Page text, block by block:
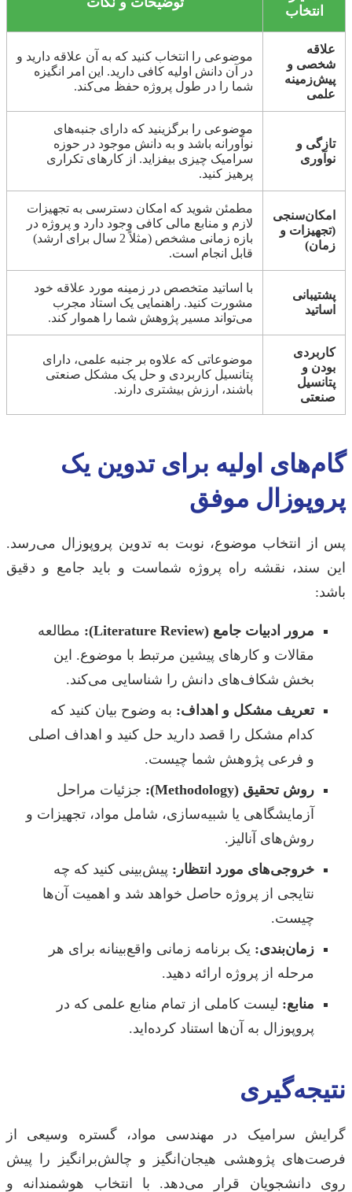
انتخاب
علاقه
شخصی و
پیش‌زمینه
علمی
موضوعی را انتخاب کنید که به آن علاقه دارید و
در آن دانش اولیه کافی دارید. این امر انگیزه
شما را در طول پروژه حفظ می‌کند.
تازگی و
نوآوری
موضوعی را برگزینید که دارای جنبه‌های
نوآورانه باشد و به دانش موجود در حوزه
سرامیک چیزی بیفزاید. از کارهای تکراری
پرهیز کنید.
امکان‌سنجی
(تجهیزات و
زمان)
مطمئن شوید که امکان دسترسی به تجهیزات
لازم و منابع مالی کافی وجود دارد و پروژه در
بازه زمانی مشخص (مثلاً 2 سال برای ارشد)
قابل انجام است.
پشتیبانی
اساتید
با اساتید متخصص در زمینه مورد علاقه خود
مشورت کنید. راهنمایی یک استاد مجرب
می‌تواند مسیر پژوهش شما را هموار کند.
کاربردی
بودن و
پتانسیل
صنعتی
موضوعاتی که علاوه بر جنبه علمی، دارای
پتانسیل کاربردی و حل یک مشکل صنعتی
باشند، ارزش بیشتری دارند.
گام‌های اولیه برای تدوین یک
پروپوزال موفق
پس از انتخاب موضوع، نوبت به تدوین پروپوزال می‌رسد.
این سند، نقشه راه پروژه شماست و باید جامع و دقیق
باشد:
مرور ادبیات جامع (Literature Review):
مطالعه
مقالات و کارهای پیشین مرتبط با موضوع. این
بخش شکاف‌های دانش را شناسایی می‌کند.
تعریف مشکل و اهداف: به وضوح بیان کنید که
کدام مشکل را قصد دارید حل کنید و اهداف اصلی
و فرعی پژوهش شما چیست.
روش تحقیق (Methodology):
جزئیات مراحل
آزمایشگاهی یا شبیه‌سازی، شامل مواد، تجهیزات و
روش‌های آنالیز.
خروجی‌های مورد انتظار: پیش‌بینی کنید که چه
نتایجی از پروژه حاصل خواهد شد و اهمیت آن‌ها
چیست.
زمان‌بندی: یک برنامه زمانی واقع‌بینانه برای هر
مرحله از پروژه ارائه دهید.
منابع: لیست کاملی از تمام منابع علمی که در
پروپوزال به آن‌ها استناد کرده‌اید.
نتیجه‌گیری
گرایش سرامیک در مهندسی مواد، گستره وسیعی از
فرصت‌های پژوهشی هیجان‌انگیز و چالش‌برانگیز را پیش
روی دانشجویان قرار می‌دهد. با انتخاب هوشمندانه و